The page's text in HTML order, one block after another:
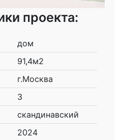
проекта:
дом
91,4м2
г.Москва
3
скандинавский
2024